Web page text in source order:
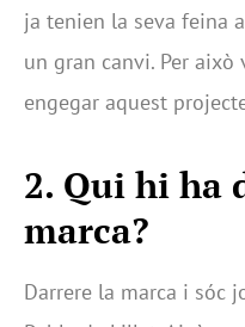
ja tenien la seva feina
un gran canvi. Per
engegar aquest
2. Qui hi ha
marca?
Darrere la marca i sóc